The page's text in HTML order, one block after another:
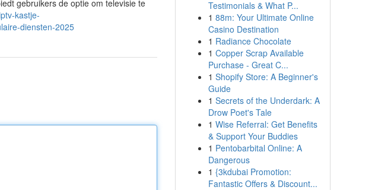
gebruikers de optie om televisie te
kastje-
diensten-2025
Testimonials & What P...
1 88m: Your Ultimate Online
Casino Destination
1 Radiance Chocolate
1 Copper Scrap Available
Purchase - Great C...
1 Shopify Store: A Beginner's
Guide
1 Secrets of the Underdark: A
Drow Poet's Tale
1 Wise Referral: Get Benefits
& Support Your Buddies
1 Pentobarbital Online: A
Dangerous
1 {3kdubai Promotion:
Fantastic Offers & Discount...